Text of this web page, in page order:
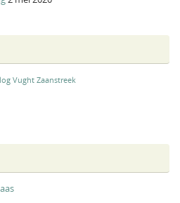
Vught Zaanstreek